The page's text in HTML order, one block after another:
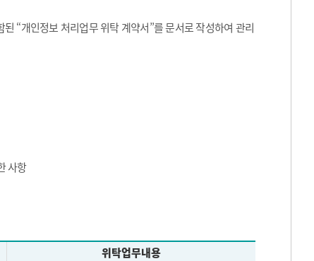
“개인정보 처리업무 위탁 계약서”를 문서로 작성하여 관리
사항
위탁업무내용